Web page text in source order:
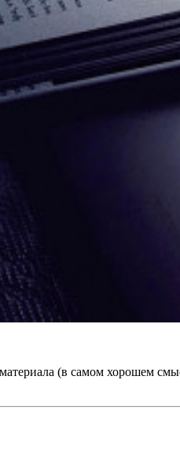
(в самом хорошем